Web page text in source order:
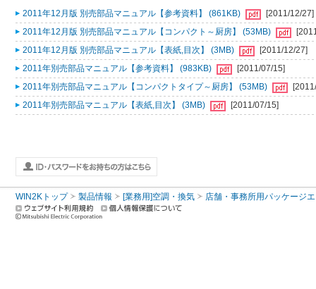
2011年12月版 別売部品マニュアル【参考資料】 (861KB)
[2011/12/27]
2011年12月版 別売部品マニュアル【コンパクト～厨房】 (53MB)
2011年12月版 別売部品マニュアル【表紙,目次】 (3MB)
[2011/12/27]
2011年別売部品マニュアル【参考資料】 (983KB)
[2011/07/15]
2011年別売部品マニュアル【コンパクトタイプ～厨房】 (53MB)
2011年別売部品マニュアル【表紙,目次】 (3MB)
[2011/07/15]
WIN2Kトップ 製品情報 [業務用]空調・換気 店舗・事務所用パッケージ